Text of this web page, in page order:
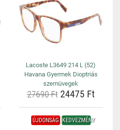
Lacoste L3649 214 L (52)
Havana Gyermek Dioptriás
szemüvegek
27690 Ft24475 Ft
ÚJDONSÁG KEDVEZMÉNY